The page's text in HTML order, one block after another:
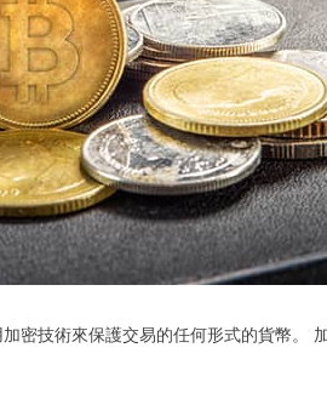
密技術來保護交易的任何形式的貨幣。